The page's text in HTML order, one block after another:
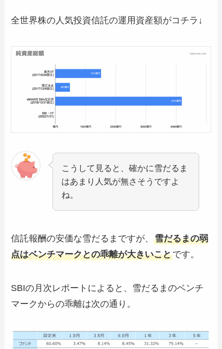
全世界株の人気投資信託の運用資産額がコチラ↓
こうして見ると、確かに雪だるま
はあまり人気が無さそうですよ
ね。
信託報酬の安価な雪だるまですが、雪だるまの弱
点はベンチマークとの乖離が大きいことです。
SBIの月次レポートによると、雪だるまのベンチ
マークからの乖離は次の通り。